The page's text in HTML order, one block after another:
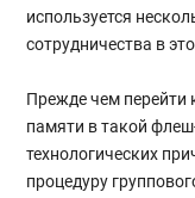
используется
сотрудничества в
Прежде чем перейти
памяти в такой
технологических
процедуру